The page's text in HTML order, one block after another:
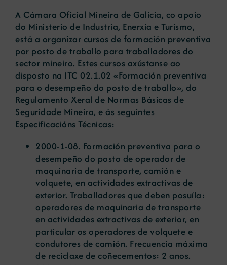
Novas
Portal de emprego
Contacto
A Cámara Oficial Mineira de Galicia, co apoio
do Ministerio de Industria, Enerxía e Turismo,
está a organizar cursos de formación preventiva
por posto de traballo para traballadores do
sector mineiro. Estes cursos axústanse ao
disposto na ITC 02.1.02 «Formación preventiva
para o desempeño do posto de traballo», do
Regulamento Xeral de Normas Básicas de
Seguridade Mineira, e ás seguintes
Especificacións Técnicas:
2000-1-08. Formación preventiva para o
desempeño do posto de operador de
maquinaria de transporte, camión e
volquete, en actividades extractivas de
exterior. Traballadores que deben posuíla:
operadores de maquinaria de transporte
en actividades extractivas de exterior, en
particular os operadores de volquete e
condutores de camión. Frecuencia máxima
de reciclaxe de coñecementos: 2 anos.